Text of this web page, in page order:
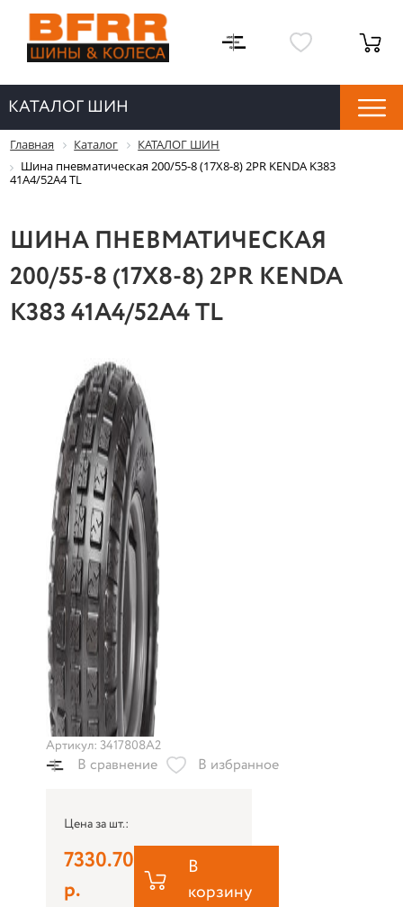
КАТАЛОГ ШИН
Главная Каталог
КАТАЛОГ ШИН
Шина пневматическая 200/55-8 (17X8-8) 2PR KENDA K383
41A4/52A4 TL
ШИНА ПНЕВМАТИЧЕСКАЯ
200/55-8 (17X8-8) 2PR KENDA
K383 41A4/52A4 TL
Артикул: 3417808A2
В сравнение В избранное
Цена за шт.:
7330.70
р.
В
корзину